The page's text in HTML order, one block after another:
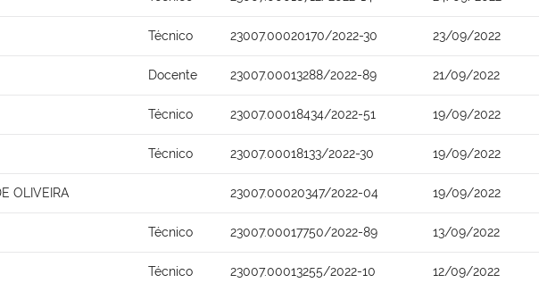
Técnico 23007.00020170/2022-30 23/09/2022
Docente 23007.00013288/2022-89 21/09/2022
Técnico 23007.00018434/2022-51 19/09/2022
Técnico 23007.00018133/2022-30 19/09/2022
OLIVEIRA 23007.00020347/2022-04 19/09/2022
Técnico 23007.00017750/2022-89 13/09/2022
Técnico 23007.00013255/2022-10 12/09/2022